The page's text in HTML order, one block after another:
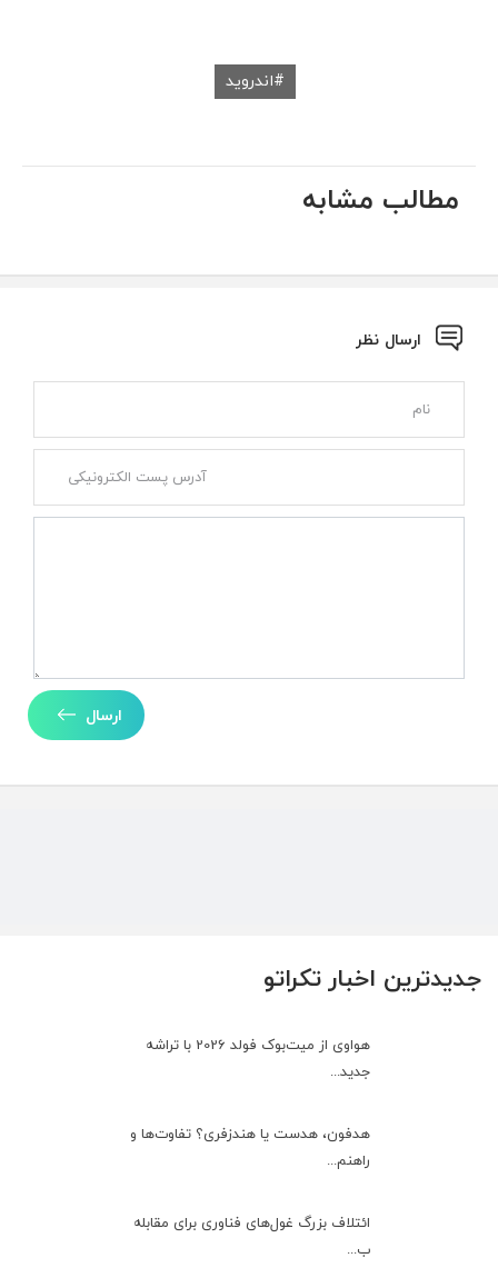
جدیدترین اخبار تکراتو
هواوی از میت‌بوک فولد 2026 با تراشه
جدید...
هدفون، هدست یا هندزفری؟ تفاوت‌ها و
راهنم...
ائتلاف بزرگ غول‌های فناوری برای مقابله
ب...
اندروید
مطالب مشابه
ارسال نظر
ارسال